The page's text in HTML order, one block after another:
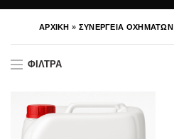
ΑΡΧΙΚΗ » ΣΥΝΕΡΓΕΙΑ ΟΧΗΜΑΤΩΝ
ΦΙΛΤΡΑ